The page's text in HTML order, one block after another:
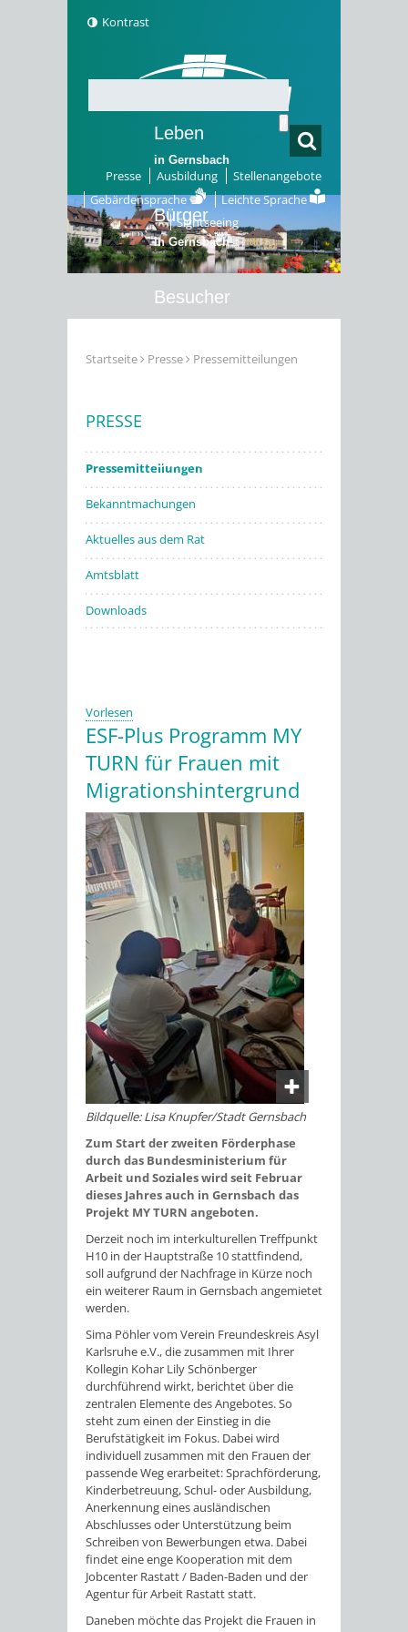
Kontrast
Presse Ausbildung
Stellenangebote
Gebärdensprache
Leichte Sprache
Sightseeing
Leben
in Gernsbach
Bürger
in Gernsbach
Besucher
Stadtwerke
Startseite Presse Pressemitteilungen
PRESSE
Pressemitteilungen
Bekanntmachungen
Aktuelles aus dem Rat
Amtsblatt
Downloads
Vorlesen
ESF-Plus Programm MY
TURN für Frauen mit
Migrationshintergrund
Bildquelle: Lisa Knupfer/Stadt Gernsbach
Zum Start der zweiten Förderphase
durch das Bundesministerium für
Arbeit und Soziales wird seit Februar
dieses Jahres auch in Gernsbach das
Projekt MY TURN angeboten.
Derzeit noch im interkulturellen Treffpunkt
H10 in der Hauptstraße 10 stattfindend,
soll aufgrund der Nachfrage in Kürze noch
ein weiterer Raum in Gernsbach angemietet
werden.
Sima Pöhler vom Verein Freundeskreis Asyl
Karlsruhe e.V., die zusammen mit Ihrer
Kollegin Kohar Lily Schönberger
durchführend wirkt, berichtet über die
zentralen Elemente des Angebotes. So
steht zum einen der Einstieg in die
Berufstätigkeit im Fokus. Dabei wird
individuell zusammen mit den Frauen der
passende Weg erarbeitet: Sprachförderung,
Kinderbetreuung, Schul- oder Ausbildung,
Anerkennung eines ausländischen
Abschlusses oder Unterstützung beim
Schreiben von Bewerbungen etwa. Dabei
findet eine enge Kooperation mit dem
Jobcenter Rastatt / Baden-Baden und der
Agentur für Arbeit Rastatt statt.
Daneben möchte das Projekt die Frauen in